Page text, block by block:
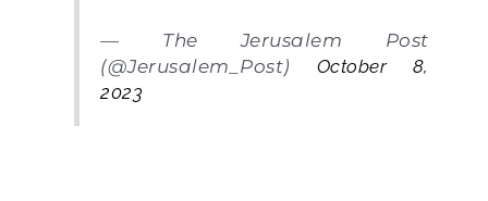
— The Jerusalem Post
(@Jerusalem_Post) October 8,
2023